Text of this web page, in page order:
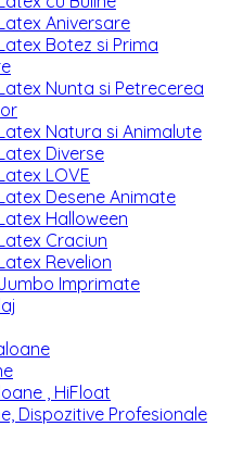
Aniversare
Botez si Prima
Nunta si Petrecerea
Natura si Animalute
Diverse
LOVE
Desene Animate
Halloween
Craciun
Revelion
Imprimate
, HiFloat
Dispozitive Profesionale